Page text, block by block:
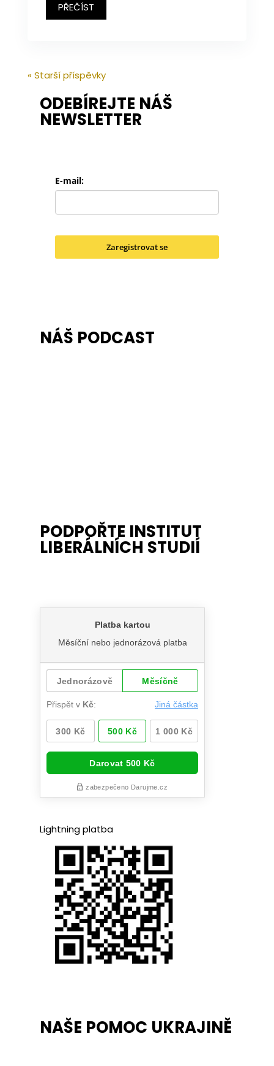
PŘEČÍST
« Starší příspěvky
ODEBÍREJTE NÁŠ
NEWSLETTER
E-mail:
Zaregistrovat se
NÁŠ PODCAST
PODPOŘTE INSTITUT
LIBERÁLNÍCH STUDIÍ
Lightning platba
NAŠE POMOC UKRAJINĚ